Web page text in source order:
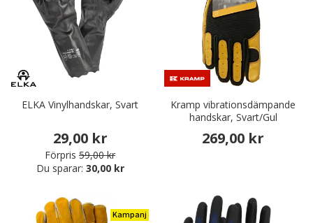
ELKA Vinylhandskar, Svart
29,00 kr
Förpris 59,00 kr
Du sparar: 30,00 kr
Kramp vibrationsdämpande
handskar, Svart/Gul
269,00 kr
Kampanj